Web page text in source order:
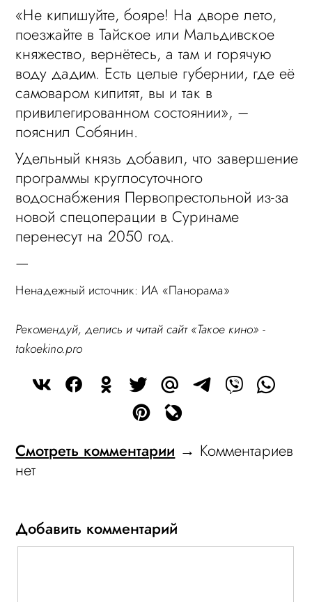
«Не кипишуйте, бояре! На дворе лето,
поезжайте в Тайское или Мальдивское
княжество, вернётесь, а там и горячую
воду дадим. Есть целые губернии, где её
самоваром кипитят, вы и так в
привилегированном состоянии», –
пояснил Собянин.
Удельный князь добавил, что завершение
программы круглосуточного
водоснабжения Первопрестольной из-за
новой спецоперации в Суринаме
перенесут на 2050 год.
—
Ненадежный источник: ИА «Панорама»
Рекомендуй, делись и читай сайт «Такое кино» -
takoekino.pro
Смотреть комментарии → Комментариев
нет
Добавить комментарий